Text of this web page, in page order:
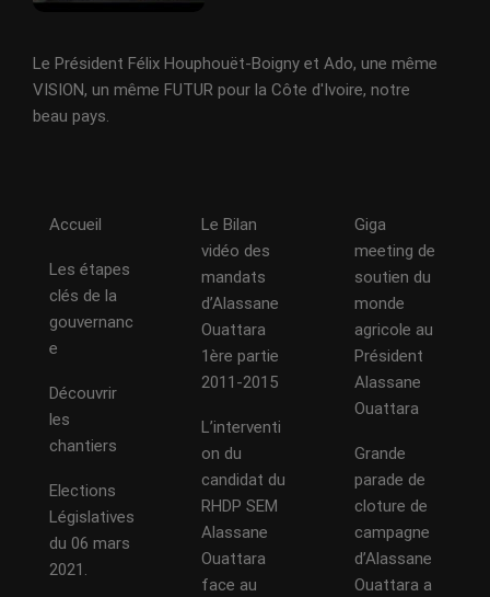
Le Président Félix Houphouët-Boigny et Ado, une même
VISION, un même FUTUR pour la Côte d'Ivoire, notre
beau pays.
Accueil
Les étapes
clés de la
gouvernanc
e
Découvrir
les
chantiers
Elections
Législatives
du 06 mars
2021.
Le Bilan
vidéo des
mandats
d’Alassane
Ouattara
1ère partie
2011-2015
L’interventi
on du
candidat du
RHDP SEM
Alassane
Ouattara
face au
Giga
meeting de
soutien du
monde
agricole au
Président
Alassane
Ouattara
Grande
parade de
cloture de
campagne
d’Alassane
Ouattara a